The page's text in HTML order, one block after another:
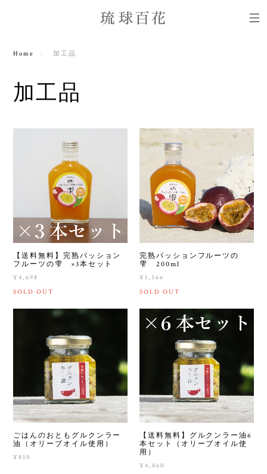
Home 加工品
加工品
【送料無料】完熟パッション
フルーツの雫 ×3本セット
¥4,698
SOLD OUT
完熟パッションフルーツの
雫 200ml
¥1,566
SOLD OUT
ごはんのおともグルクンラー
油（オリーブオイル使用）
¥810
【送料無料】グルクンラー油6
本セット（オリーブオイル使
用）
¥4,860